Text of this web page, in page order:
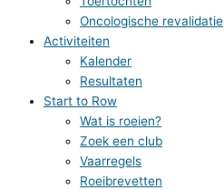
Oncologische revalidatie
Activiteiten
Kalender
Resultaten
Start to Row
Wat is roeien?
Zoek een club
Vaarregels
Roeibrevetten